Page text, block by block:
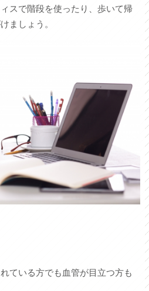
スで階段を使ったり、歩いて帰
ましょう。
ている方でも血管が目立つ方も